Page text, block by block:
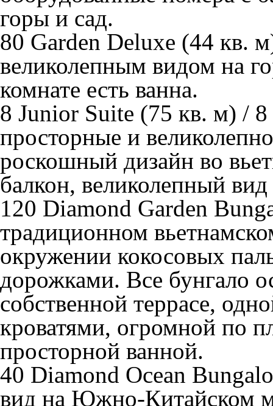
горы и сад.
80 Garden Deluxe (44 кв.
великолепным видом на
комнате есть ванна.
8 Junior Suite (75 кв. м) /
просторные и
роскошный дизайн во
балкон, великолепный
120 Diamond Garden
традиционном
окружении кокосовых
дорожками. Все бунгало
собственной террасе,
кроватями, огромной по
просторной ванной.
40 Diamond Ocean
вид на Южно-Китайском